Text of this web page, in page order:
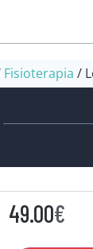
Fisioterapia /
49.00€